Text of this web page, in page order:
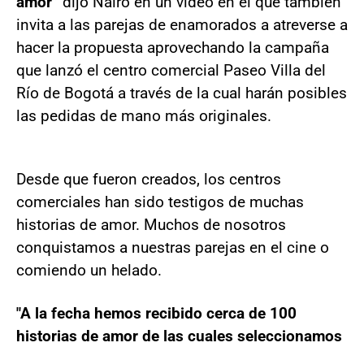
invita a las parejas de enamorados a atreverse a
hacer la propuesta aprovechando la campaña
que lanzó el centro comercial Paseo Villa del
Río de Bogotá a través de la cual harán posibles
las pedidas de mano más originales.
Desde que fueron creados, los centros
comerciales han sido testigos de muchas
historias de amor. Muchos de nosotros
conquistamos a nuestras parejas en el cine o
comiendo un helado.
"A la fecha hemos recibido cerca de 100
historias de amor de las cuales seleccionamos